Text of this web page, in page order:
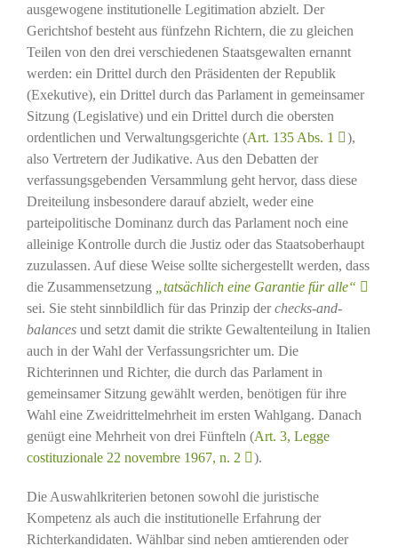
ausgewogene institutionelle Legitimation abzielt. Der
Gerichtshof besteht aus fünfzehn Richtern, die zu gleichen
Teilen von den drei verschiedenen Staatsgewalten ernannt
werden: ein Drittel durch den Präsidenten der Republik
(Exekutive), ein Drittel durch das Parlament in gemeinsamer
Sitzung (Legislative) und ein Drittel durch die obersten
ordentlichen und Verwaltungsgerichte (Art. 135 Abs. 1
),
also Vertretern der Judikative. Aus den Debatten der
verfassungsgebenden Versammlung geht hervor, dass diese
Dreiteilung insbesondere darauf abzielt, weder eine
parteipolitische Dominanz durch das Parlament noch eine
alleinige Kontrolle durch die Justiz oder das Staatsoberhaupt
zuzulassen. Auf diese Weise sollte sichergestellt werden, dass
die Zusammensetzung
„tatsächlich eine Garantie für alle“
sei. Sie steht sinnbildlich für das Prinzip derchecks-and-
balancesund setzt damit die strikte Gewaltenteilung in Italien
auch in der Wahl der Verfassungsrichter um. Die
Richterinnen und Richter, die durch das Parlament in
gemeinsamer Sitzung gewählt werden, benötigen für ihre
Wahl eine Zweidrittelmehrheit im ersten Wahlgang. Danach
genügt eine Mehrheit von drei Fünfteln (Art. 3, Legge
costituzionale 22 novembre 1967, n. 2
).
Die Auswahlkriterien betonen sowohl die juristische
Kompetenz als auch die institutionelle Erfahrung der
Richterkandidaten. Wählbar sind neben amtierenden oder